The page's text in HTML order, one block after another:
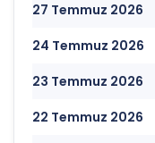
27 Temmuz 2026
24 Temmuz 2026
23 Temmuz 2026
22 Temmuz 2026